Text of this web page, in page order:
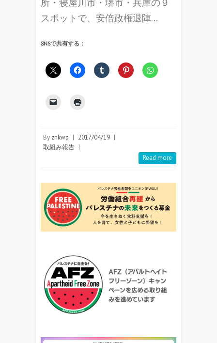
スポットで、安倍政権退陣…
SNSで共有する：
By znkwp | 2017/04/19 |
取組み報告 |
Read more